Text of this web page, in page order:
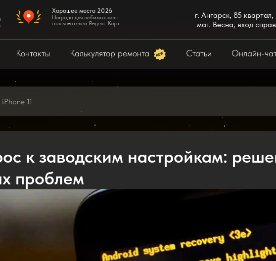
Хорошее место 2026
Награда для любимых мест
пользователей Яндекс Карт
г. Ангарск, 85 квартал,
маг. Весна, вход
Контакты Калькулятор ремонта Статьи Онлайн-
к заводским настройкам:
проблем